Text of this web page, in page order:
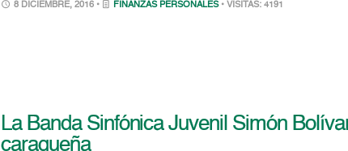
8 DICIEMBRE, 2016 • FINANZAS PERSONALES • VISITAS: 4191
La Banda Sinfónica Juvenil Simón
caraqueña